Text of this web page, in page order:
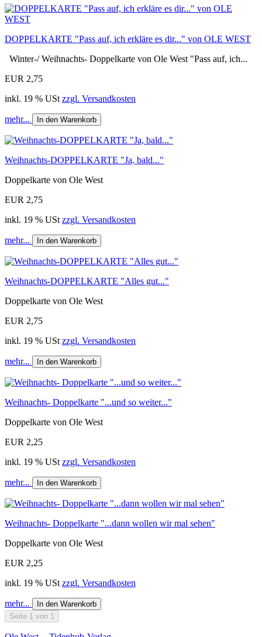
DOPPELKARTE "Pass auf, ich erkläre es dir..." von OLE WEST
Winter-/ Weihnachts- Doppelkarte von Ole West "Pass auf, ich...
EUR 2,75
inkl. 19 % USt zzgl. Versandkosten
mehr... In den Warenkorb
Weihnachts-DOPPELKARTE "Ja, bald..."
Doppelkarte von Ole West
EUR 2,75
inkl. 19 % USt zzgl. Versandkosten
mehr... In den Warenkorb
Weihnachts-DOPPELKARTE "Alles gut..."
Doppelkarte von Ole West
EUR 2,75
inkl. 19 % USt zzgl. Versandkosten
mehr... In den Warenkorb
Weihnachts- Doppelkarte "...und so weiter..."
Doppelkarte von Ole West
EUR 2,25
inkl. 19 % USt zzgl. Versandkosten
mehr... In den Warenkorb
Weihnachts- Doppelkarte "...dann wollen wir mal sehen"
Doppelkarte von Ole West
EUR 2,25
inkl. 19 % USt zzgl. Versandkosten
mehr...
In den Warenkorb
Seite 1 von 1